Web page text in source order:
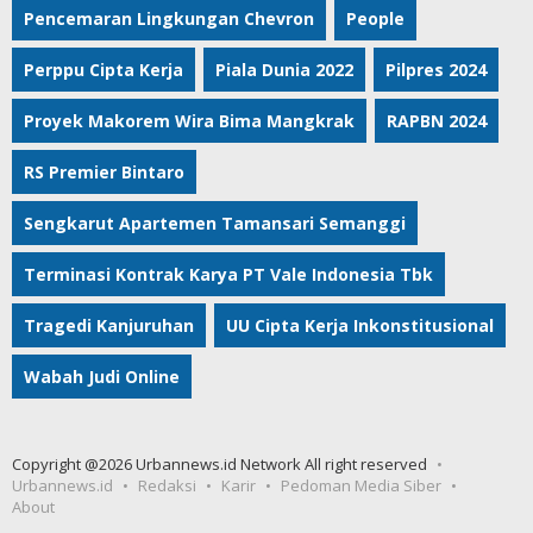
Pencemaran Lingkungan Chevron People
Perppu Cipta Kerja Piala Dunia 2022 Pilpres 2024
Proyek Makorem Wira Bima Mangkrak RAPBN 2024
RS Premier Bintaro
Sengkarut Apartemen Tamansari Semanggi
Terminasi Kontrak Karya PT Vale Indonesia Tbk
Tragedi Kanjuruhan UU Cipta Kerja Inkonstitusional
Wabah Judi Online
Copyright @2026 Urbannews.id Network All right reserved
Urbannews.id
Redaksi Karir
Pedoman Media Siber
About